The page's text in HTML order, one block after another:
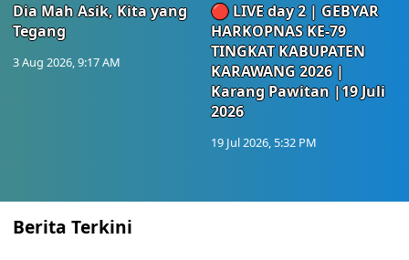
Dia Mah Asik, Kita yang
Tegang
3 Aug 2026, 9:17 AM
🔴 LIVE day 2 | GEBYAR
HARKOPNAS KE-79
TINGKAT KABUPATEN
KARAWANG 2026 |
Karang Pawitan |19 Juli
2026
19 Jul 2026, 5:32 PM
Berita Terkini